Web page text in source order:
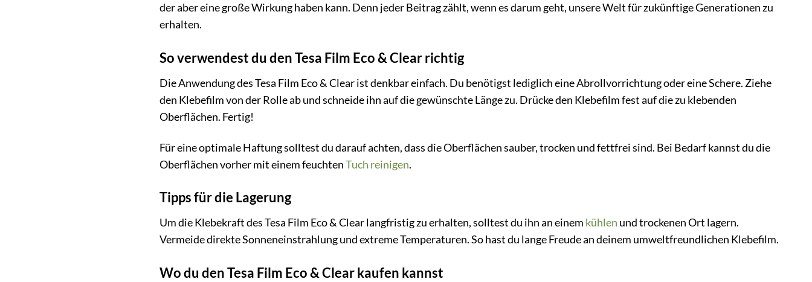
der aber eine große Wirkung haben kann. Denn jeder Beitrag zählt, wenn es darum geht, unsere Welt für zukünftige Generationen zu
erhalten.
So verwendest du den Tesa Film Eco & Clear richtig
Die Anwendung des Tesa Film Eco & Clear ist denkbar einfach. Du benötigst lediglich eine Abrollvorrichtung oder eine Schere. Ziehe
den Klebefilm von der Rolle ab und schneide ihn auf die gewünschte Länge zu. Drücke den Klebefilm fest auf die zu klebenden
Oberflächen. Fertig!
Für eine optimale Haftung solltest du darauf achten, dass die Oberflächen sauber, trocken und fettfrei sind. Bei Bedarf kannst du die
Oberflächen vorher mit einem feuchtenTuch reinigen.
Tipps für die Lagerung
Um die Klebekraft des Tesa Film Eco & Clear langfristig zu erhalten, solltest du ihn an einem kühlen und trockenen Ort lagern.
Vermeide direkte Sonneneinstrahlung und extreme Temperaturen. So hast du lange Freude an deinem umweltfreundlichen Klebefilm.
Wo du den Tesa Film Eco & Clear kaufen kannst